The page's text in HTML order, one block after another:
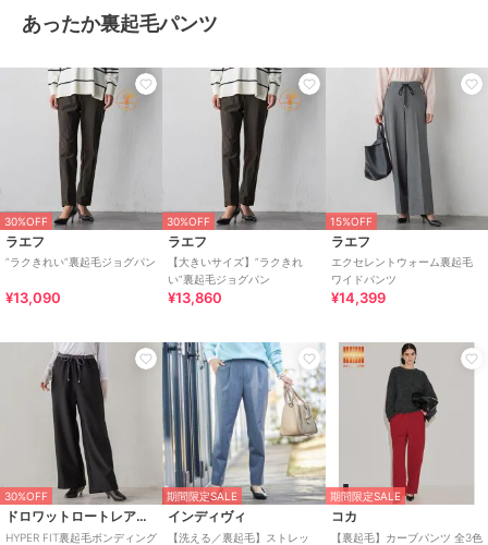
あったか裏起毛パンツ
30%OFF
ラエフ
”ラクきれい”裏起毛ジョグパン
¥13,090
30%OFF
ラエフ
【大きいサイズ】”ラクきれ
い”裏起毛ジョグパン
¥13,860
15%OFF
ラエフ
エクセレントウォーム裏起毛
ワイドパンツ
¥14,399
30%OFF
ドロワットロートレアモン
HYPER FIT裏起毛ボンディング
期間限定SALE
インディヴィ
【洗える／裏起毛】ストレッ
期間限定SALE
コカ
【裏起毛】カーブパンツ 全3色